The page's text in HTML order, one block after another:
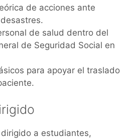
de acciones ante
de salud dentro del
de Seguridad Social en
para apoyar el traslado
a estudiantes,